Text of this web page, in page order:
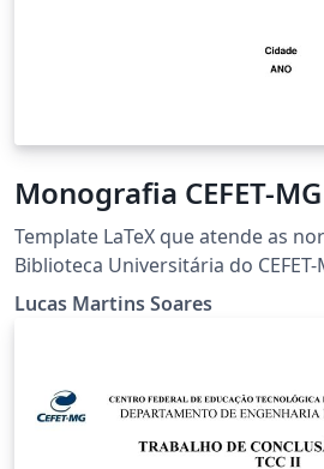
Monografia CEFET-MG
Template LaTeX que atende as
Biblioteca Universitária do CEFET-MG. Se gostou
template, deixe sua estrela no
Lucas Martins Soares